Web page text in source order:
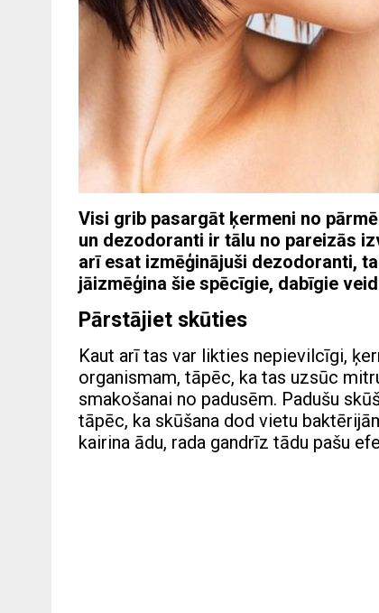
Visi grib pasargāt ķermeni no
un dezodoranti ir tālu no pareizās
arī esat izmēģinājuši dezodoranti,
jāizmēģina šie spēcīgie, dabīgie
Pārstājiet skūties
Kaut arī tas var likties nepievilcīgi,
organismam, tāpēc, ka tas uzsūc
smakošanai no padusēm. Padušu
tāpēc, ka skūšana dod vietu
kairina ādu, rada gandrīz tādu pašu